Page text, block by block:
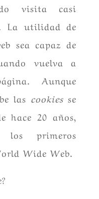
visita casi
La utilidad de
sea capaz de
vuelva a
Aunque
las cookies se
hace 20 años,
los primeros
Wide Web.